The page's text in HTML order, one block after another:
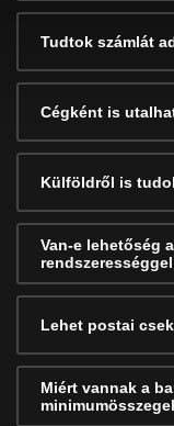
Tudtok számlát
Cégként is
Külföldről is
Van-e lehetőség
Lehet postai
Miért vannak a